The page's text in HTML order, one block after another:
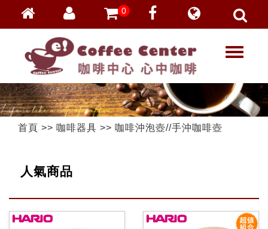
會員登入
忘記密碼
加入會員
VIP登入
VIP申請
0
T
g
l
e
a
t
i
首頁 >> 咖啡器具 >> 咖啡沖泡壺//手沖咖啡壺
人氣商品